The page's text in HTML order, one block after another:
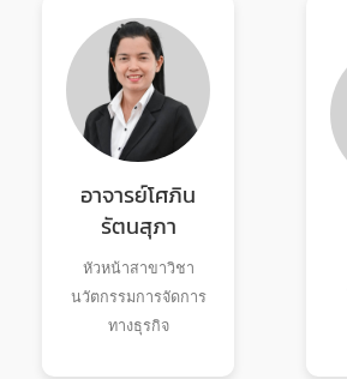
อาจารย์โศภิน
รัตนสุภา
หัวหน้าสาขาวิชา
นวัตกรรมการจัดการ
ทางธุรกิจ